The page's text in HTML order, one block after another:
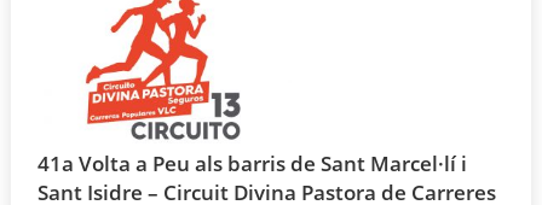
41a Volta a Peu als barris de Sant Marcel·lí i
Sant Isidre – Circuit Divina Pastora de Carreres